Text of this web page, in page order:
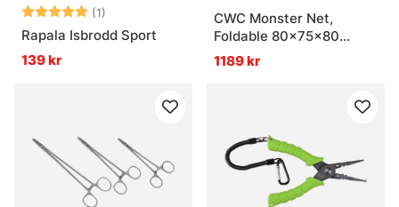
Betyg: (1)
5.0 utav 5 stjärnor
Rapala Isbrodd Sport
139 kr
CWC Monster Net,
Foldable 80x75x80
Handle - 180cm
1189 kr